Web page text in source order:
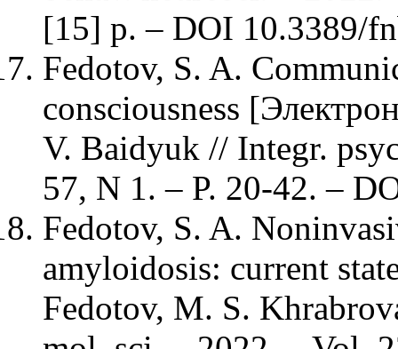
[15] p. – DOI 10.3389/
Fedotov, S. A.
consciousness
V. Baidyuk // Integr.
57, N 1. – P. 20-42. –
Fedotov, S. A.
amyloidosis: current
Fedotov, M. S.